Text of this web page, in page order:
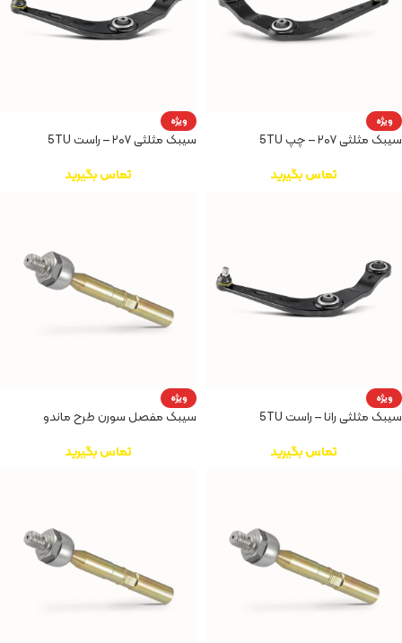
ویژه
سیبک مثلثی ۲۰۷ – چپ 5TU
تماس بگیرید
ویژه
سیبک مثلثی ۲۰۷ – راست 5TU
تماس بگیرید
ویژه
سیبک مثلثی رانا – راست 5TU
تماس بگیرید
ویژه
سیبک مفصل سورن طرح ماندو
تماس بگیرید